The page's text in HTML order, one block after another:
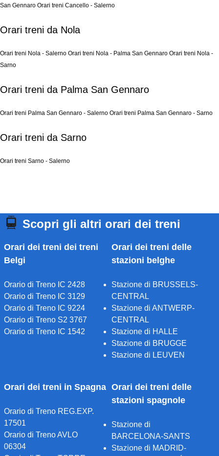
San Gennaro Orari treni Cancello - Salerno
Orari treni da Nola
Orari treni Nola - Salerno Orari treni Nola - Palma San Gennaro Orari treni Nola -
Sarno
Orari treni da Palma San Gennaro
Orari treni Palma San Gennaro - Salerno Orari treni Palma San Gennaro - Sarno
Orari treni da Sarno
Orari treni Sarno - Salerno
Scopri gli altri orari dei treni
Orari dei treni dei treni
Belgi
Orario di Treno IC 2428
Orario di Treno IC 3129
Orario di Treno IC 9224
Orario di Treno S2 3767
Orario di Treno IC 1542
Orari dei treni delle
stazioni belghe
Stazione di BRUSSELS-
CENTRAL
Stazione di ANTWERP-
CENTRAL
Stazione di HALLE
Stazione di BRUGGE
Stazione di LEUVEN
Orari dei treni in Spagna
Orario di Treno REG.EXP.
17501
Orario di Treno AVLO
06304
Orari dei treni delle
stazioni spagnole
Stazione di
BARCELONA-SANTS
Stazione di MADRID-